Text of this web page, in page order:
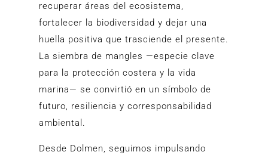
recuperar áreas del ecosistema,
fortalecer la biodiversidad y dejar una
huella positiva que trasciende el presente.
La siembra de mangles —especie clave
para la protección costera y la vida
marina— se convirtió en un símbolo de
futuro, resiliencia y corresponsabilidad
ambiental.
Desde Dolmen, seguimos impulsando